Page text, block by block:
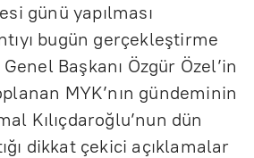
günü yapılması
bugün gerçekleştirme
Başkanı Özgür Özel’in
MYK’nın gündeminin
Kılıçdaroğlu’nun dün
dikkat çekici açıklamalar